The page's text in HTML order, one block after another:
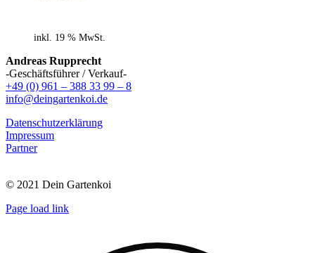
inkl. 19 % MwSt.
Andreas Rupprecht
-Geschäftsführer / Verkauf-
+49 (0) 961 – 388 33 99 – 8
info@deingartenkoi.de
Datenschutzerklärung
Impressum
Partner
© 2021 Dein Gartenkoi
Page load link